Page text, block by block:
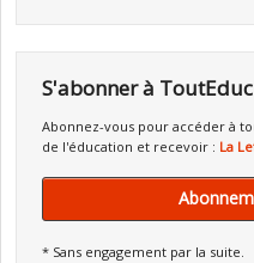
S'abonner à ToutEduc
Abonnez-vous pour accéder à
de l'éducation et recevoir : La
* Sans engagement par la suite.